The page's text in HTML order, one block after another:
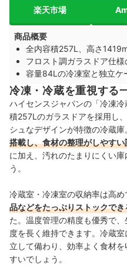
楽天市場
商品概要
全内容積257L、高さ
フロスト調ガラスドア仕
容量84Lの冷凍室と独立ケ
冷凍・冷蔵を重視する
ハイセンスジャパンの「冷凍
積257Lのガラスドアを採用し
シュなデザインが特徴の冷蔵庫
搭載し、食材の整理がしやすい
に加え、汚れのたまりにくい
う。
冷蔵室・冷凍室の収納率は高め
品などをたっぷりストックでき
た。温度管理の精度も優秀で
度を長く維持できます。冷蔵
立して備わり、効率よく食材
すいでしょう。